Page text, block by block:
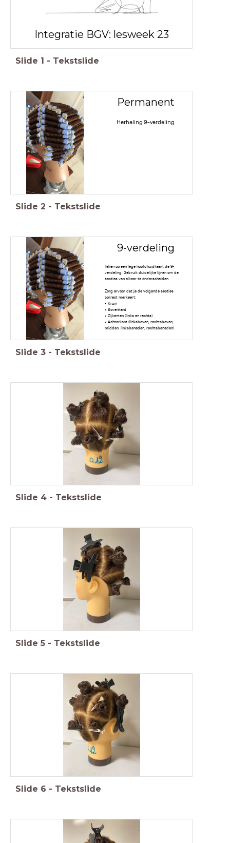
Integratie BGV: lesweek 23
Slide 1 - Tekstslide
Permanent
Herhaling 9-verdeling
Slide 2 - Tekstslide
9-verdeling
Teken op een lege hoofdhuidkaart de 9-
verdeling. Gebruik duidelijke lijnen om de
secties van elkaar te onderscheiden.
Zorg ervoor dat je de volgende secties
correct markeert:
• Kruin
• Bovenkant
• Zijkanten (links en rechts)
• Achterkant (linksboven, rechtsboven,
midden, linksbeneden, rechtsbeneden)
Slide 3 - Tekstslide
Slide 4 - Tekstslide
Slide 5 - Tekstslide
Slide 6 - Tekstslide